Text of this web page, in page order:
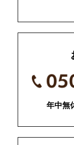
年中無